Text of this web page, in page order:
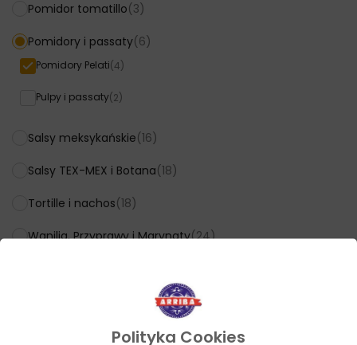
Polityka Cookies
Pomidor tomatillo(3)
Pomidory i passaty(6)
Pomidory Pelati(4)
Pulpy i passaty(2)
Salsy meksykańskie(16)
Salsy TEX-MEX i Botana(18)
Tortille i nachos(18)
Wanilia, Przyprawy i Marynaty(24)